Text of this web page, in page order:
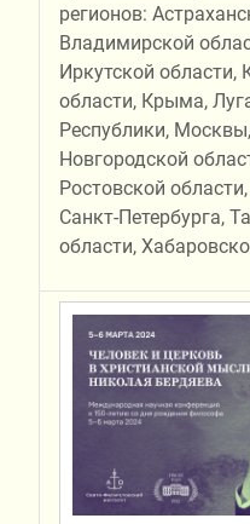
регионов:
Владимирской
Иркутской области,
области, Крыма,
Республики,
Новгородской
Ростовской
Санкт-Петербурга,
области,